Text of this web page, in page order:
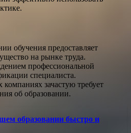
обучения предоставляет
на рынке труда.
профессиональной
специалиста.
зачастую требует
об образовании.
образовании быстро и